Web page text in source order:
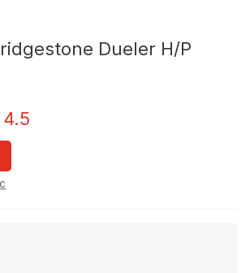
Dueler H/P
4.5